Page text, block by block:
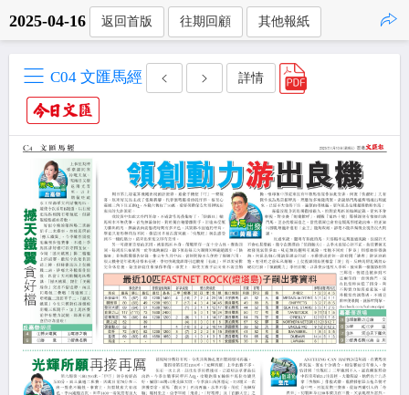
2025-04-16 返回首版 往期回顧 其他報紙
C04 文匯馬經 詳情
點擊複製